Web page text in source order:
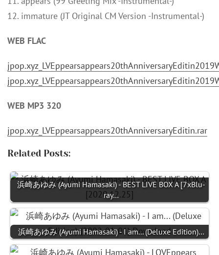
12. immature (JT Original CM Version -Instrumental-)
WEB FLAC
WEB MP3 320
jpop.xyz_LVEppearsappears20thAnniversaryEditin.rar
Related Posts:
浜崎あゆみ (Ayumi Hamasaki) - BEST LIVE BOX A [7xBlu-
ray…
浜崎あゆみ (Ayumi Hamasaki) - I am... (Deluxe Edition)…